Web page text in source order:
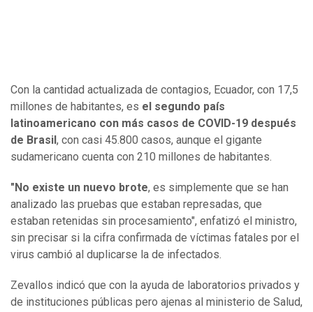
Con la cantidad actualizada de contagios, Ecuador, con 17,5
millones de habitantes, es el segundo país
latinoamericano con más casos de COVID-19 después
de Brasil , con casi 45.800 casos, aunque el gigante
sudamericano cuenta con 210 millones de habitantes.
"No existe un nuevo brote, es simplemente que se han
analizado las pruebas que estaban represadas, que
estaban retenidas sin procesamiento", enfatizó el ministro,
sin precisar si la cifra confirmada de víctimas fatales por el
virus cambió al duplicarse la de infectados.
Zevallos indicó que con la ayuda de laboratorios privados y
de instituciones públicas pero ajenas al ministerio de Salud,